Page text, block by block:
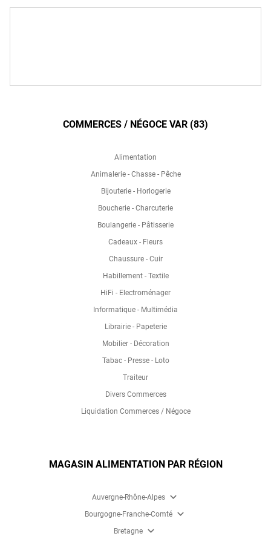
COMMERCES / NÉGOCE VAR (83)
Alimentation
Animalerie - Chasse - Pêche
Bijouterie - Horlogerie
Boucherie - Charcuterie
Boulangerie - Pâtisserie
Cadeaux - Fleurs
Chaussure - Cuir
Habillement - Textile
HiFi - Electroménager
Informatique - Multimédia
Librairie - Papeterie
Mobilier - Décoration
Tabac - Presse - Loto
Traiteur
Divers Commerces
Liquidation Commerces / Négoce
MAGASIN ALIMENTATION PAR RÉGION
Auvergne-Rhône-Alpes expand_more
Bourgogne-Franche-Comté expand_more
Bretagne expand_more